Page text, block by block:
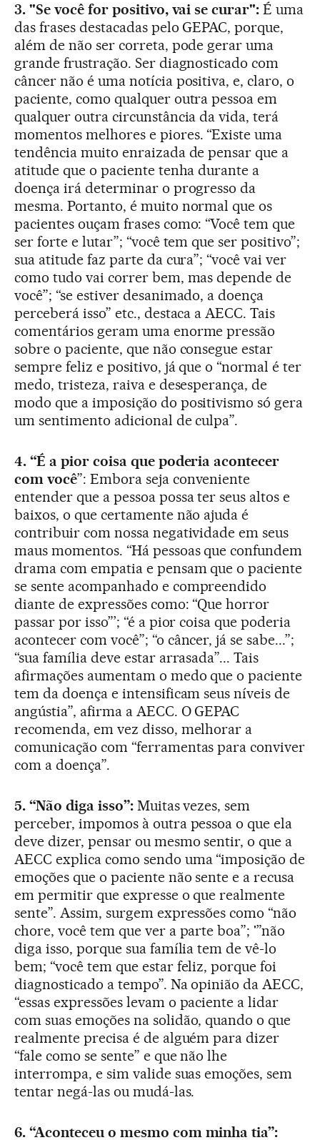
3. "Se você for positivo, vai se curar": É uma
das frases destacadas pelo GEPAC, porque,
além de não ser correta, pode gerar uma
grande frustração. Ser diagnosticado com
câncer não é uma notícia positiva, e, claro, o
paciente, como qualquer outra pessoa em
qualquer outra circunstância da vida, terá
momentos melhores e piores. “Existe uma
tendência muito enraizada de pensar que a
atitude que o paciente tenha durante a
doença irá determinar o progresso da
mesma. Portanto, é muito normal que os
pacientes ouçam frases como: “Você tem que
ser forte e lutar”; “você tem que ser positivo”;
sua atitude faz parte da cura”; “você vai ver
como tudo vai correr bem, mas depende de
você”; “se estiver desanimado, a doença
perceberá isso” etc., destaca a AECC. Tais
comentários geram uma enorme pressão
sobre o paciente, que não consegue estar
sempre feliz e positivo, já que o “normal é ter
medo, tristeza, raiva e desesperança, de
modo que a imposição do positivismo só gera
um sentimento adicional de culpa”.
4. “É a pior coisa que poderia acontecer
com você”: Embora seja conveniente
entender que a pessoa possa ter seus altos e
baixos, o que certamente não ajuda é
contribuir com nossa negatividade em seus
maus momentos. “Há pessoas que confundem
drama com empatia e pensam que o paciente
se sente acompanhado e compreendido
diante de expressões como: “Que horror
passar por isso”’; “é a pior coisa que poderia
acontecer com você”; “o câncer, já se sabe...”;
“sua família deve estar arrasada”... Tais
afirmações aumentam o medo que o paciente
tem da doença e intensificam seus níveis de
angústia”, afirma a AECC. O GEPAC
recomenda, em vez disso, melhorar a
comunicação com “ferramentas para conviver
com a doença”.
5. “Não diga isso”:Muitas vezes, sem
perceber, impomos à outra pessoa o que ela
deve dizer, pensar ou mesmo sentir, o que a
AECC explica como sendo uma “imposição de
emoções que o paciente não sente e a recusa
em permitir que expresse o que realmente
sente”. Assim, surgem expressões como “não
chore, você tem que ver a parte boa”; '”não
diga isso, porque sua família tem de vê-lo
bem; “você tem que estar feliz, porque foi
diagnosticado a tempo”. Na opinião da AECC,
“essas expressões levam o paciente a lidar
com suas emoções na solidão, quando o que
realmente precisa é de alguém para dizer
“fale como se sente” e que não lhe
interrompa, e sim valide suas emoções, sem
tentar negá-las ou mudá-las.
6. “Aconteceu o mesmo com minha tia”: